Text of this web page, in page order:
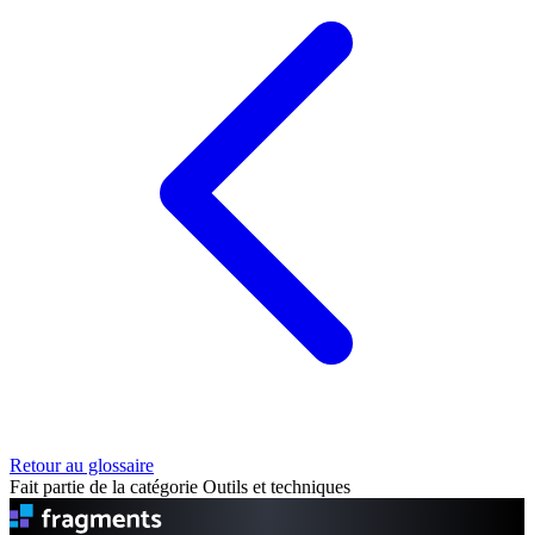
Retour au glossaire
Fait partie de la catégorie Outils et techniques